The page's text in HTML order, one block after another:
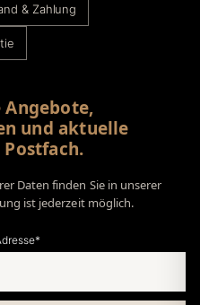
& Zahlung
Angebote,
und aktuelle
Daten finden Sie in unserer
ist jederzeit möglich.